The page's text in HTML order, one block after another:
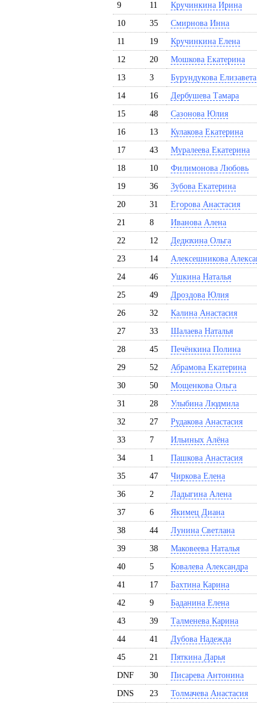
9
11 Кручинкина Ирина
10
35 Смирнова Инна
11
19 Кручинкина Елена
12
20 Мошкова Екатерина
13
3 Бурундукова Елизавета
14
16 Дербушева Тамара
15
48 Сазонова Юлия
16
13 Кулакова Екатерина
17
43 Муралеева Екатерина
18
10 Филимонова Любовь
19
36 Зубова Екатерина
20
31 Егорова Анастасия
21
8 Иванова Алена
22
12 Дедюхина Ольга
23
14 Алексешникова
24
46 Ушкина Наталья
25
49 Дроздова Юлия
26
32 Калина Анастасия
27
33 Шалаева Наталья
28
45 Печёнкина Полина
29
52 Абрамова Екатерина
30
50 Мощенкова Ольга
31
28 Улыбина Людмила
32
27 Рудакова Анастасия
33
7 Ильиных Алёна
34
1 Пашкова Анастасия
35
47 Чиркова Елена
36
2 Ладыгина Алена
37
6 Якимец Диана
38
44 Лунина Светлана
39
38 Маковеева Наталья
40
5 Ковалева Александра
41
17 Бахтина Карина
42
9 Баданина Елена
43
39 Талменева Карина
44
41 Дубова Надежда
45
21 Пяткина Дарья
DNF
30 Писарева Антонина
DNS
23 Толмачева Анастасия